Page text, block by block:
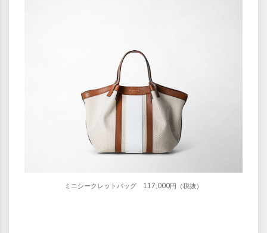
ミニシークレットバッグ 117,000円（税抜）